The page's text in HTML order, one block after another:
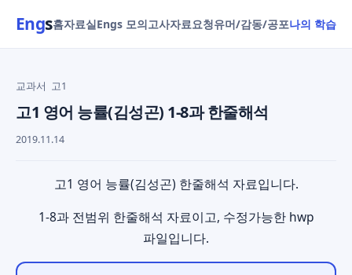
Engs홈자료실Engs 모의고사자료요청유머/감동/공포나의 학습
교과서 고1
고1 영어 능률(김성곤) 1-8과 한줄해석
2019.11.14
고1 영어 능률(김성곤) 한줄해석 자료입니다.
1-8과 전범위 한줄해석 자료이고, 수정가능한 hwp
파일입니다.